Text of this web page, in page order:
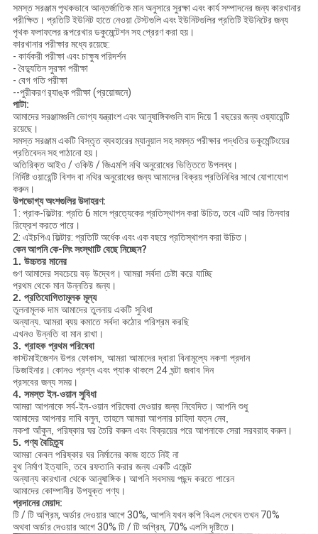
সমস্ত সরঞ্জাম পৃথকভাবে আন্তর্জাতিক মান অনুসারে সুরক্ষা এবং কার্য সম্পাদনের জন্য কারখানার
পরীক্ষিত। প্রতিটি ইউনিট হাতে নেওয়া টেস্টগুলি এবং ইউনিটগুলির প্রতিটি ইউনিটের জন্য
পৃথক ফলাফলের রূপরেখার ডকুমেন্টেশন সহ প্রেরণ করা হয়।
কারখানার পরীক্ষার মধ্যে রয়েছে:
- কার্যকরী পরীক্ষা এবং চাক্ষুষ পরিদর্শন
- বৈদ্যুতিন সুরক্ষা পরীক্ষা
- বেগ গতি পরীক্ষা
--পুরীকরণ র‌্যাঙ্ক পরীক্ষা (প্রয়োজনে)
পাটা:
আমাদের সরঞ্জামগুলি ভোগ্য যন্ত্রাংশ এবং আনুষাঙ্গিকগুলি বাদ দিয়ে 1 বছরের জন্য ওয়্যারেন্টি
রয়েছে।
সমস্ত সরঞ্জাম একটি বিস্তৃত ব্যবহারের ম্যানুয়াল সহ সমস্ত পরীক্ষার পদ্ধতির ডকুমেন্টিংয়ের
প্রতিবেদন সহ পাঠানো হয়।
অতিরিক্ত আইও / ওকিউ / জিএমপি নথি অনুরোধের ভিত্তিতে উপলব্ধ।
নির্দিষ্ট ওয়ারেন্টি বিশদ বা নথির অনুরোধের জন্য আমাদের বিক্রয় প্রতিনিধির সাথে যোগাযোগ
করুন।
উপভোগ্য অংশগুলির উদাহরণ:
1: প্রাক-ফিল্টার: প্রতি 6 মাসে প্রত্যেকের প্রতিস্থাপন করা উচিত, তবে এটি আর তিনবার
রিফ্রেশ করতে পারে।
2: এইচপিএ ফিল্টার: প্রতিটি অর্ধেক এবং এক বছরে প্রতিস্থাপন করা উচিত।
কেন আপনি কে-লিং সংস্থাটি বেছে নিচ্ছেন?
1. উচ্চতর মানের
গুণ আমাদের সবচেয়ে বড় উদ্বেগ। আমরা সর্বদা চেষ্টা করে যাচ্ছি
প্রথম থেকে মান উন্নতির জন্য।
2. প্রতিযোগিতামূলক মূল্য
তুলনামূলক দাম আমাদের তুলনায় একটি সুবিধা
অন্যান্য. আমরা ব্যয় কমাতে সর্বদা কঠোর পরিশ্রম করছি
এখনও উন্নতি বা মান রাখা।
3. গ্রাহক প্রথম পরিষেবা
কাস্টমাইজেশন উপর ফোকাস, আমরা আমাদের দ্বারা বিনামূল্যে নকশা প্রদান
ডিজাইনার। কোনও প্রশ্ন এবং প্যাক থাকলে 24 ঘন্টা জবাব দিন
প্রসবের জন্য সময়।
4. সমস্ত ইন-ওয়ান সুবিধা
আমরা আপনাকে সর্ব-ইন-ওয়ান পরিষেবা দেওয়ার জন্য নিবেদিত। আপনি শুধু
আমাদের আপনার দাবি বলুন, তাহলে আমরা আপনার চাহিদা যত্ন নেব,
নকশা আঁকুন, পরিষ্কার ঘর তৈরি করুন এবং বিক্রয়ের পরে আপনাকে সেরা সরবরাহ করুন।
5. পণ্য বৈচিত্র্য
আমরা কেবল পরিষ্কার ঘর নির্মানের কাজ হাতে নিই না
বুথ নির্মাণ ইত্যাদি, তবে রফতানি করার জন্য একটি এজেন্ট
অন্যান্য কারখানা থেকে আনুষাঙ্গিক। আপনি সবসময় পছন্দ করতে পারেন
আমাদের কোম্পানীর উপযুক্ত পণ্য।
প্রদানের মেয়াদ:
টি / টি অগ্রিম, অর্ডার দেওয়ার আগে 30%, আপনি যখন কপি বিএল দেখেন তখন 70%
অথবা অর্ডার দেওয়ার আগে 30% টি / টি অগ্রিম, 70% এলসি দৃষ্টিতে।